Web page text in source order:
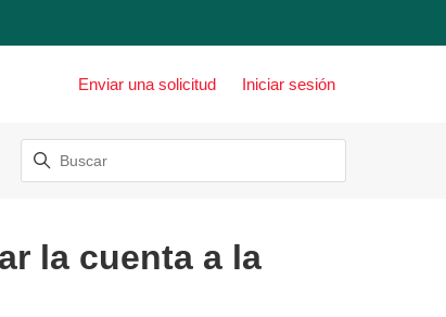
Enviar una solicitud Iniciar sesión
la cuenta a la